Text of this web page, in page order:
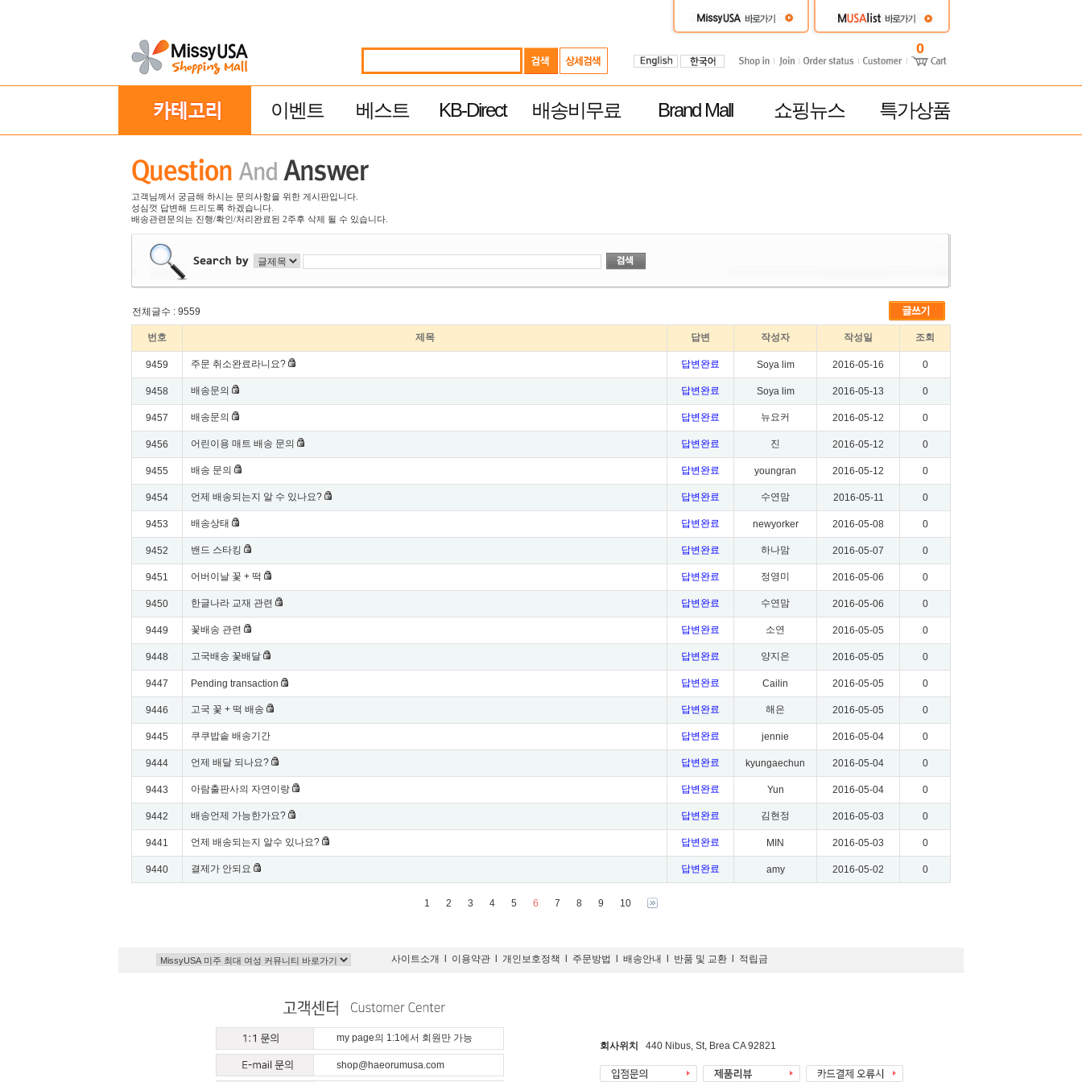
0
이벤트 베스트 KB-Direct 배송비무료 Brand Mall 쇼핑뉴스 특가상품
고객님께서 궁금해 하시는 문의사항을 위한 게시판입니다.
성심껏 답변해 드리도록 하겠습니다.
배송관련문의는 진행/확인/처리완료된 2주후 삭제 될 수 있습니다.
전체글수 : 9559
번호 제목 답변 작성자 작성일 조회
9459 주문 취소완료라니요? 답변완료 Soya lim 2016-05-16 0
9458 배송문의 답변완료 Soya lim 2016-05-13 0
9457 배송문의 답변완료 뉴요커 2016-05-12 0
9456 어린이용 매트 배송 문의 답변완료 진 2016-05-12 0
9455 배송 문의 답변완료 youngran 2016-05-12 0
9454 언제 배송되는지 알 수 있나요? 답변완료 수연맘 2016-05-11 0
9453 배송상태 답변완료 newyorker 2016-05-08 0
9452 밴드 스타킹 답변완료 하나맘 2016-05-07 0
9451 어버이날 꽃 + 떡 답변완료 정영미 2016-05-06 0
9450 한글나라 교재 관련 답변완료 수연맘 2016-05-06 0
9449 꽃배송 관련 답변완료 소연 2016-05-05 0
9448 고국배송 꽃배달 답변완료 양지은 2016-05-05 0
9447 Pending transaction 답변완료 Cailin 2016-05-05 0
9446 고국 꽃 + 떡 배송 답변완료 해은 2016-05-05 0
9445 쿠쿠밥솥 배송기간 답변완료 jennie 2016-05-04 0
9444 언제 배달 되나요? 답변완료 kyungaechun 2016-05-04 0
9443 아람출판사의 자연이랑 답변완료 Yun 2016-05-04 0
9442 배송언제 가능한가요? 답변완료 김현정 2016-05-03 0
9441 언제 배송되는지 알수 있나요? 답변완료 MIN 2016-05-03 0
9440 결제가 안되요 답변완료 amy 2016-05-02 0
1 2 3 4 5 6 7 8 9 10
사이트소개 이용약관 개인보호정책 주문방법 배송안내 반품 및 교환 적립금
회사위치 440 Nibus, St, Brea CA 92821
my page의 1:1에서 회원만 가능
shop@haeorumusa.com